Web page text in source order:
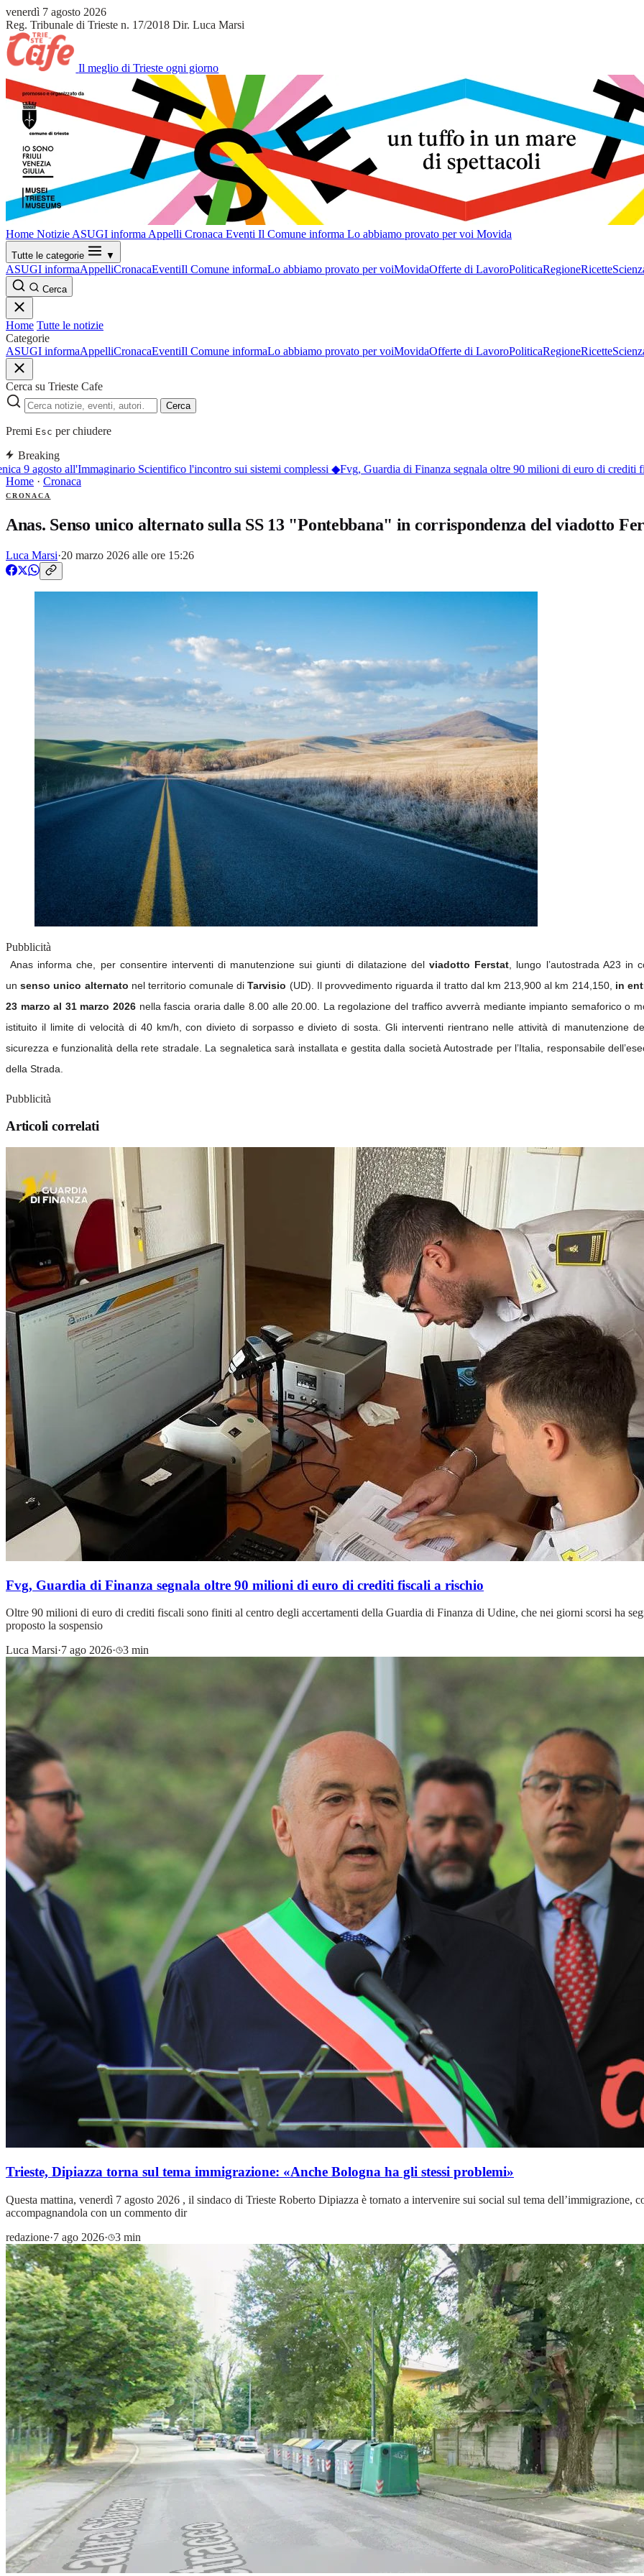
venerdì 7 agosto 2026
Reg. Tribunale di Trieste n. 17/2018 Dir. Luca Marsi
Il meglio di Trieste ogni giorno
Home Notizie ASUGI informa Appelli Cronaca Eventi Il Comune informa Lo abbiamo provato per voi Movida
Tutte le categorie ▼
ASUGI informaAppelliCronacaEventiIl Comune informaLo abbiamo provato per voiMovidaOfferte di LavoroPoliticaRegioneRicette
Cerca
Home Tutte le notizie
Categorie
ASUGI informaAppelliCronacaEventiIl Comune informaLo abbiamo provato per voiMovidaOfferte di LavoroPoliticaRegioneRicette
Cerca su Trieste Cafe
Cerca
Premi Esc per chiudere
Breaking
9 agosto all'Immaginario Scientifico l'incontro sui sistemi complessi◆ Fvg, Guardia di Finanza segnala oltre 90 milioni di euro di crediti
Home · Cronaca
CRONACA
Anas. Senso unico alternato sulla SS 13 "Pontebbana" in corrispondenza del viadotto
Luca Marsi·20 marzo 2026 alle ore 15:26
Pubblicità
Anas informa che, per consentire interventi di manutenzione sui giunti di dilatazione delviadotto Ferstat , lungo l’autostrada A23 in
unsenso unico alternato nel territorio comunale diTarvisio (UD). Il provvedimento riguarda il tratto dal km 213,900 al km 214,150, in
23 marzo al 31 marzo 2026nella fascia oraria dalle 8.00 alle 20.00. La regolazione del traffico avverrà mediante impianto semaforico o
istituito il limite di velocità di 40 km/h, con divieto di sorpasso e divieto di sosta. Gli interventi rientrano nelle attività di manutenzione
sicurezza e funzionalità della rete stradale. La segnaletica sarà installata e gestita dalla società Autostrade per l’Italia, responsabile
della Strada.
Pubblicità
Articoli correlati
Fvg, Guardia di Finanza segnala oltre 90 milioni di euro di crediti fiscali a rischio
Oltre 90 milioni di euro di crediti fiscali sono finiti al centro degli accertamenti della Guardia di Finanza di Udine, che nei giorni scorsi ha
proposto la sospensio
Luca Marsi·7 ago 2026· 3 min
Trieste, Dipiazza torna sul tema immigrazione: «Anche Bologna ha gli stessi problemi»
Questa mattina, venerdì 7 agosto 2026 , il sindaco di Trieste Roberto Dipiazza è tornato a intervenire sui social sul tema dell’immigrazione,
accompagnandola con un commento dir
redazione·7 ago 2026· 3 min